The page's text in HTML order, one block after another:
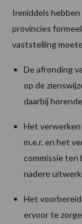
Inmiddels
provincies
vaststelling
De afronding
op de
daarbij
Het verwerken
m.e.r. en het
commissie ten
nadere
Het
ervoor te